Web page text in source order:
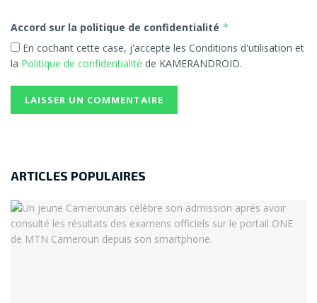
Accord sur la politique de confidentialité *
En cochant cette case, j'accepte les Conditions d'utilisation et
la Politique de confidentialité de KAMERANDROID.
ARTICLES POPULAIRES